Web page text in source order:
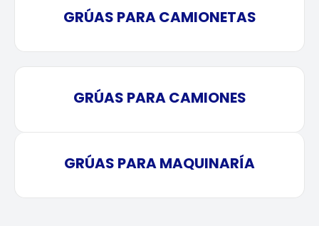
GRÚAS PARA CAMIONETAS
GRÚAS PARA CAMIONES
GRÚAS PARA MAQUINARÍA